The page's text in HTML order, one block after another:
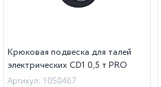
Крюковая подвеска для талей
электрических CD1 0,5 т PRO
Артикул: 1050467